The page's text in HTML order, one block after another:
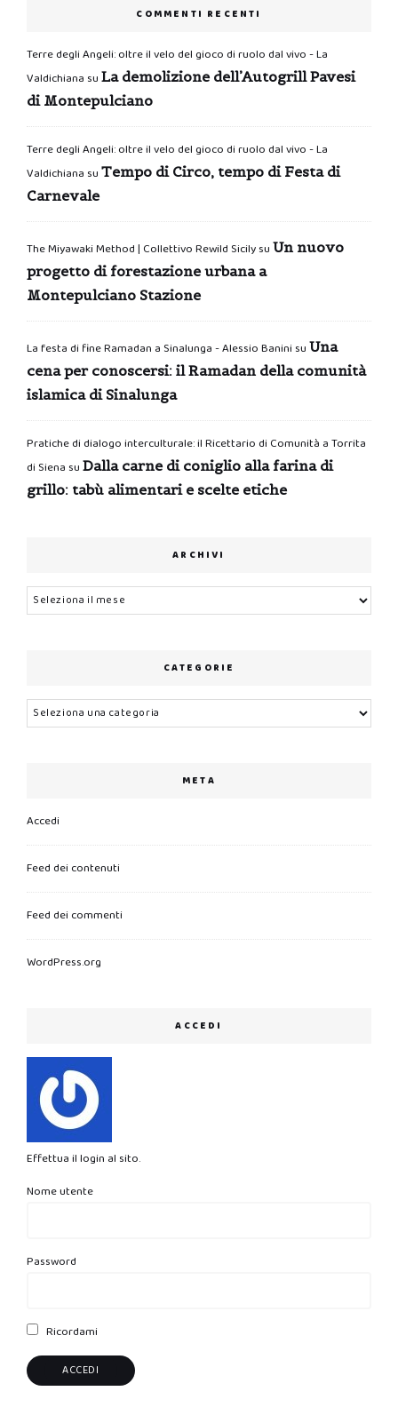
COMMENTI RECENTI
Terre degli Angeli: oltre il velo del gioco di ruolo dal vivo - La
Valdichiana su La demolizione dell’Autogrill Pavesi
di Montepulciano
Terre degli Angeli: oltre il velo del gioco di ruolo dal vivo - La
Valdichiana su Tempo di Circo, tempo di Festa di
Carnevale
The Miyawaki Method | Collettivo Rewild Sicilysu Un nuovo
progetto di forestazione urbana a
Montepulciano Stazione
La festa di fine Ramadan a Sinalunga - Alessio Banini su Una
cena per conoscersi: il Ramadan della comunità
islamica di Sinalunga
Pratiche di dialogo interculturale: il Ricettario di Comunità a Torrita
di Siena su Dalla carne di coniglio alla farina di
grillo: tabù alimentari e scelte etiche
ARCHIVI
Archivi
CATEGORIE
Categorie
META
Accedi
Feed dei contenuti
Feed dei commenti
WordPress.org
ACCEDI
Effettua il login al sito.
Nome utente
Password
Ricordami